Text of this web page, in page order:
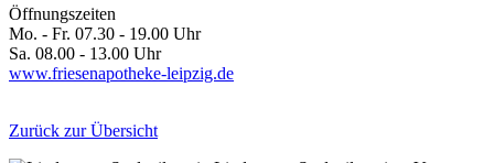
Öffnungszeiten
Mo. - Fr. 07.30 - 19.00 Uhr
Sa. 08.00 - 13.00 Uhr
www.friesenapotheke-leipzig.de
Zurück zur Übersicht